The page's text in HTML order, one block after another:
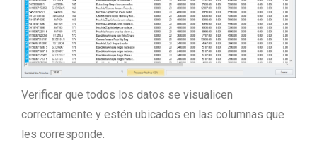
Verificar que todos los datos se visualicen
correctamente y estén ubicados en las columnas que
les corresponde.